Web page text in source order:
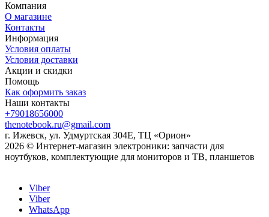
Компания
О магазине
Контакты
Информация
Условия оплаты
Условия доставки
Акции и скидки
Помощь
Как оформить заказ
Наши контакты
+79018656000
thenotebook.ru@gmail.com
г. Ижевск, ул. Удмуртская 304Е, ТЦ «Орион»
2026 © Интернет-магазин электроники: запчасти для
ноутбуков, комплектующие для мониторов и ТВ, планшетов
Viber
Viber
WhatsApp